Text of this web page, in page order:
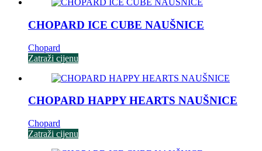
CHOPARD ICE CUBE NAUŠNICE
Chopard
Zatraži cijenu
CHOPARD HAPPY HEARTS NAUŠNICE
Chopard
Zatraži cijenu